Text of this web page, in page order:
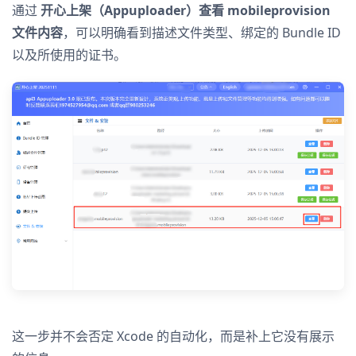
通过 开心上架（Appuploader）查看 mobileprovision
文件内容，可以明确看到描述文件类型、绑定的 Bundle ID
以及所使用的证书。
这一步并不会否定 Xcode 的自动化，而是补上它没有展示